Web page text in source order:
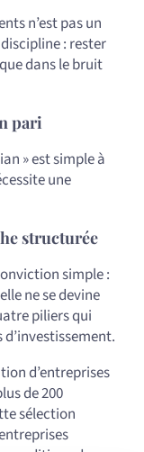
n’est pas un
: rester
dans le bruit
pari
» est simple à
une
structurée
simple :
ne se devine
piliers qui
d’entreprises
de 200
sélection